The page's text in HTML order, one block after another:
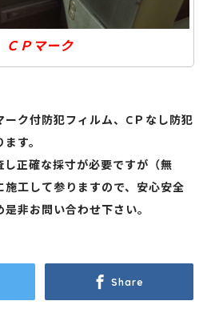
ＣＰマーク
ーク付防犯フィルム、CＰなし防犯
す。
し正確な採寸が必要ですが（無
施工して参りますので、安心安全
非お問い合わせ下さい。
Share